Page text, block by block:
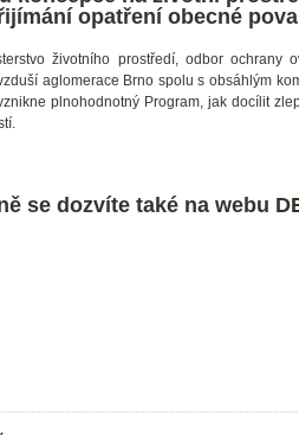
opatření obecné
životního prostředí, odbor ochrany
aglomerace Brno spolu s obsáhlým
plnohodnotný Program, jak docílit
se dozvíte také na webu